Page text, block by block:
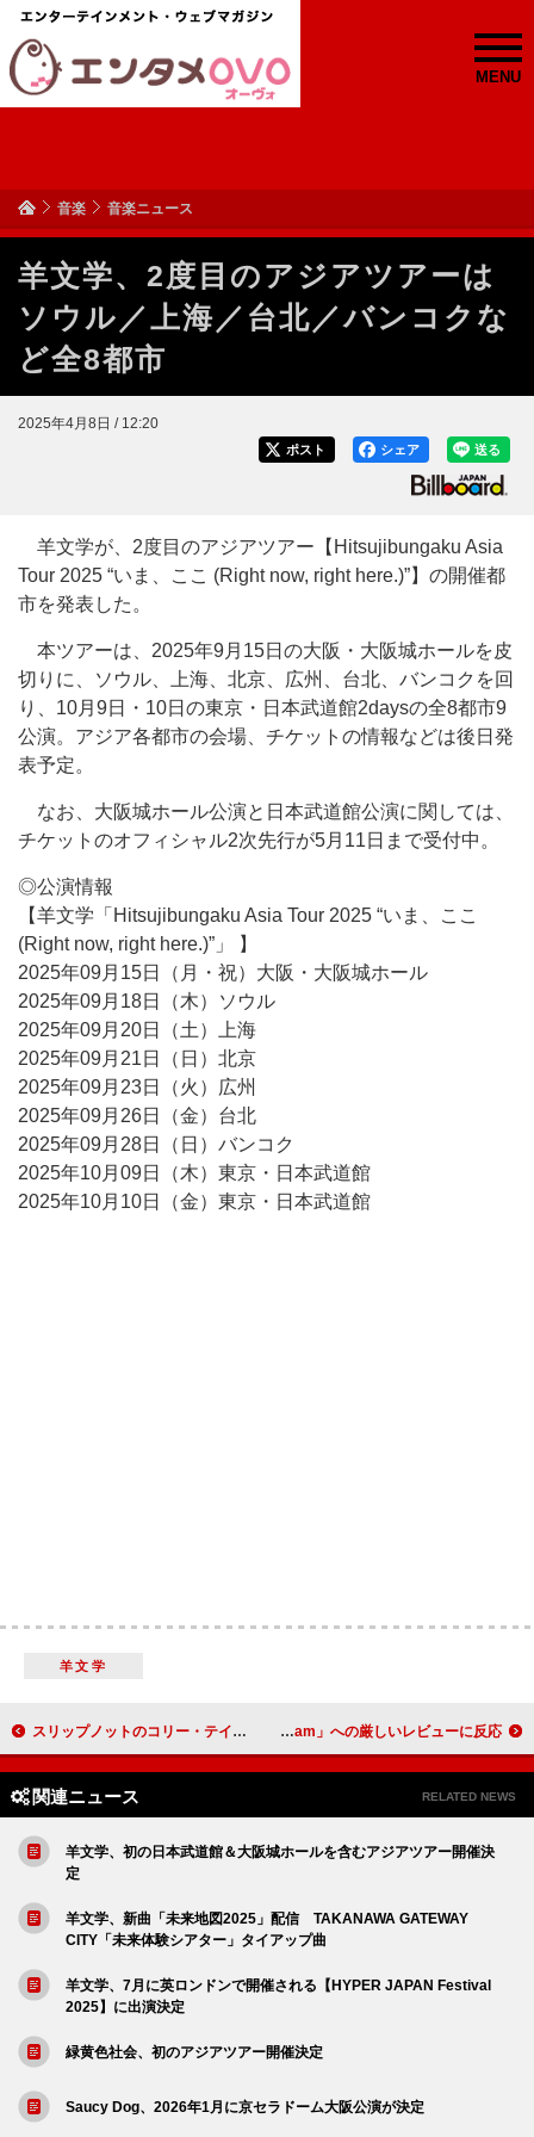
MENU
音楽 音楽ニュース
羊文学、2度目のアジアツアーは
ソウル／上海／台北／バンコクな
ど全8都市
2025年4月8日 / 12:20
送る
シェア
ポスト
羊文学が、2度目のアジアツアー【Hitsujibungaku Asia
Tour 2025 “いま、ここ (Right now, right here.)”】の開催都
市を発表した。
本ツアーは、2025年9月15日の大阪・大阪城ホールを皮
切りに、ソウル、上海、北京、広州、台北、バンコクを回
り、10月9日・10日の東京・日本武道館2daysの全8都市9
公演。アジア各都市の会場、チケットの情報などは後日発
表予定。
なお、大阪城ホール公演と日本武道館公演に関しては、
チケットのオフィシャル2次先行が5月11日まで受付中。
◎公演情報
【羊文学「Hitsujibungaku Asia Tour 2025 “いま、ここ
(Right now, right here.)”」 】
2025年09月15日（月・祝）大阪・大阪城ホール
2025年09月18日（木）ソウル
2025年09月20日（土）上海
2025年09月21日（日）北京
2025年09月23日（火）広州
2025年09月26日（金）台北
2025年09月28日（日）バンコク
2025年10月09日（木）東京・日本武道館
2025年10月10日（金）東京・日本武道館
羊文学
スリップノットのコリー・テイラー、チャペル・ローンのアコースティック・カバー披露 エド・シーラン、新曲「Azizam」への厳しいレビューに反応
関連ニュース RELATED NEWS
羊文学、初の日本武道館＆大阪城ホールを含むアジアツアー開催決
定
羊文学、新曲「未来地図2025」配信 TAKANAWA GATEWAY
CITY「未来体験シアター」タイアップ曲
羊文学、7月に英ロンドンで開催される【HYPER JAPAN Festival
2025】に出演決定
緑黄色社会、初のアジアツアー開催決定
Saucy Dog、2026年1月に京セラドーム大阪公演が決定